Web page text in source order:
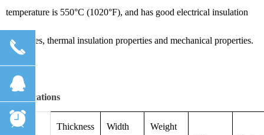
temperature is 550°C (1020°F), and has good electrical insulation
properties, thermal insulation properties and mechanical properties.
Specifications
Thickness Width Weight
끅
뀩
뀥